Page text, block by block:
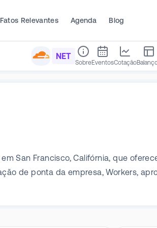
Fatos Relevantes Agenda Blog
NET
SobreEventosCotação
San Francisco, Califórnia, que
de ponta da empresa, Workers,